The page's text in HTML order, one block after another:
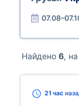
Найдено 6,
21 час